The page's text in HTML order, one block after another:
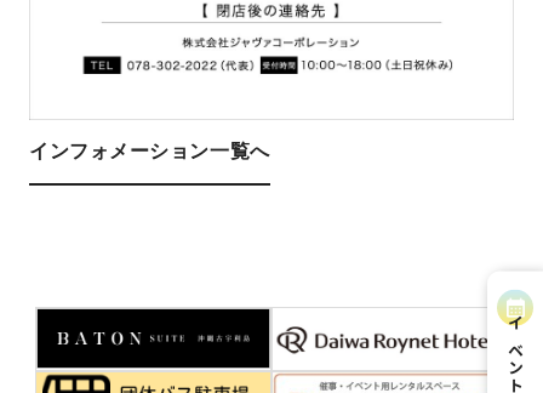
インフォメーション一覧へ